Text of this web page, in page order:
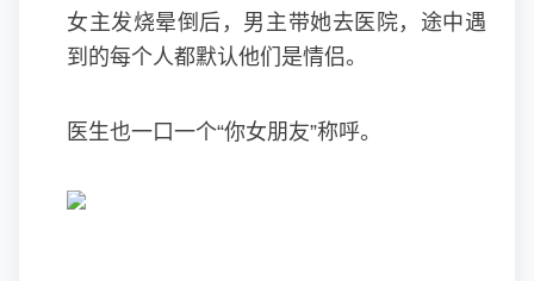
女主发烧晕倒后，男主带她去医院，途中遇
到的每个人都默认他们是情侣。
医生也一口一个“你女朋友”称呼。